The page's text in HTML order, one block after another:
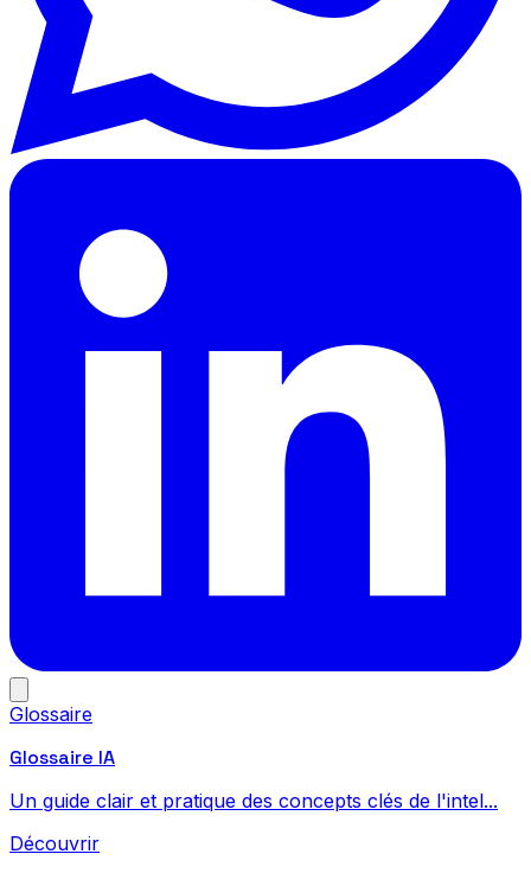
Glossaire
Glossaire IA
Un guide clair et pratique des concepts clés de l'intel...
Découvrir